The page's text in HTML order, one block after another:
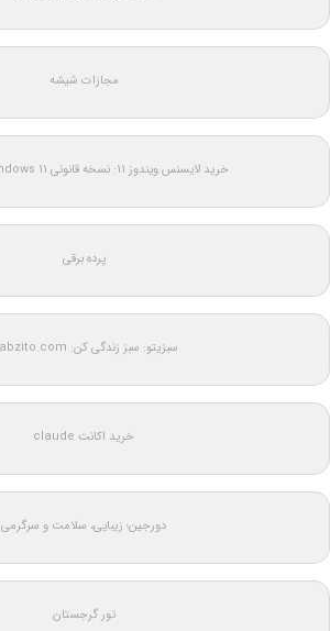
مجازات شیشه
خرید لایسنس ویندوز 11: نسخه قانونی Windows 11 اورجینال
پرده برقی
سبزیتو: سبز زندگی کن: Sabzito.com
خرید اکانت claude
دورجین؛ زیبایی، سلامت و سرگرمی
تور گرجستان